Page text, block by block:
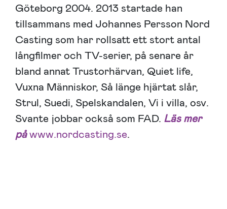
Göteborg 2004. 2013 startade han
tillsammans med Johannes Persson Nord
Casting som har rollsatt ett stort antal
långfilmer och TV-serier, på senare år
bland annat Trustorhärvan, Quiet life,
Vuxna Människor, Så länge hjärtat slår,
Strul, Suedi, Spelskandalen, Vi i villa, osv.
Svante jobbar också som FAD. Läs mer
påwww.nordcasting.se.